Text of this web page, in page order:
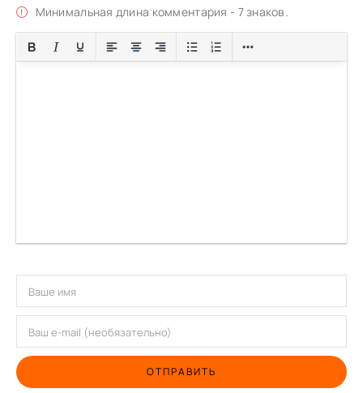
Минимальная длина комментария - 7 знаков.
ОТПРАВИТЬ